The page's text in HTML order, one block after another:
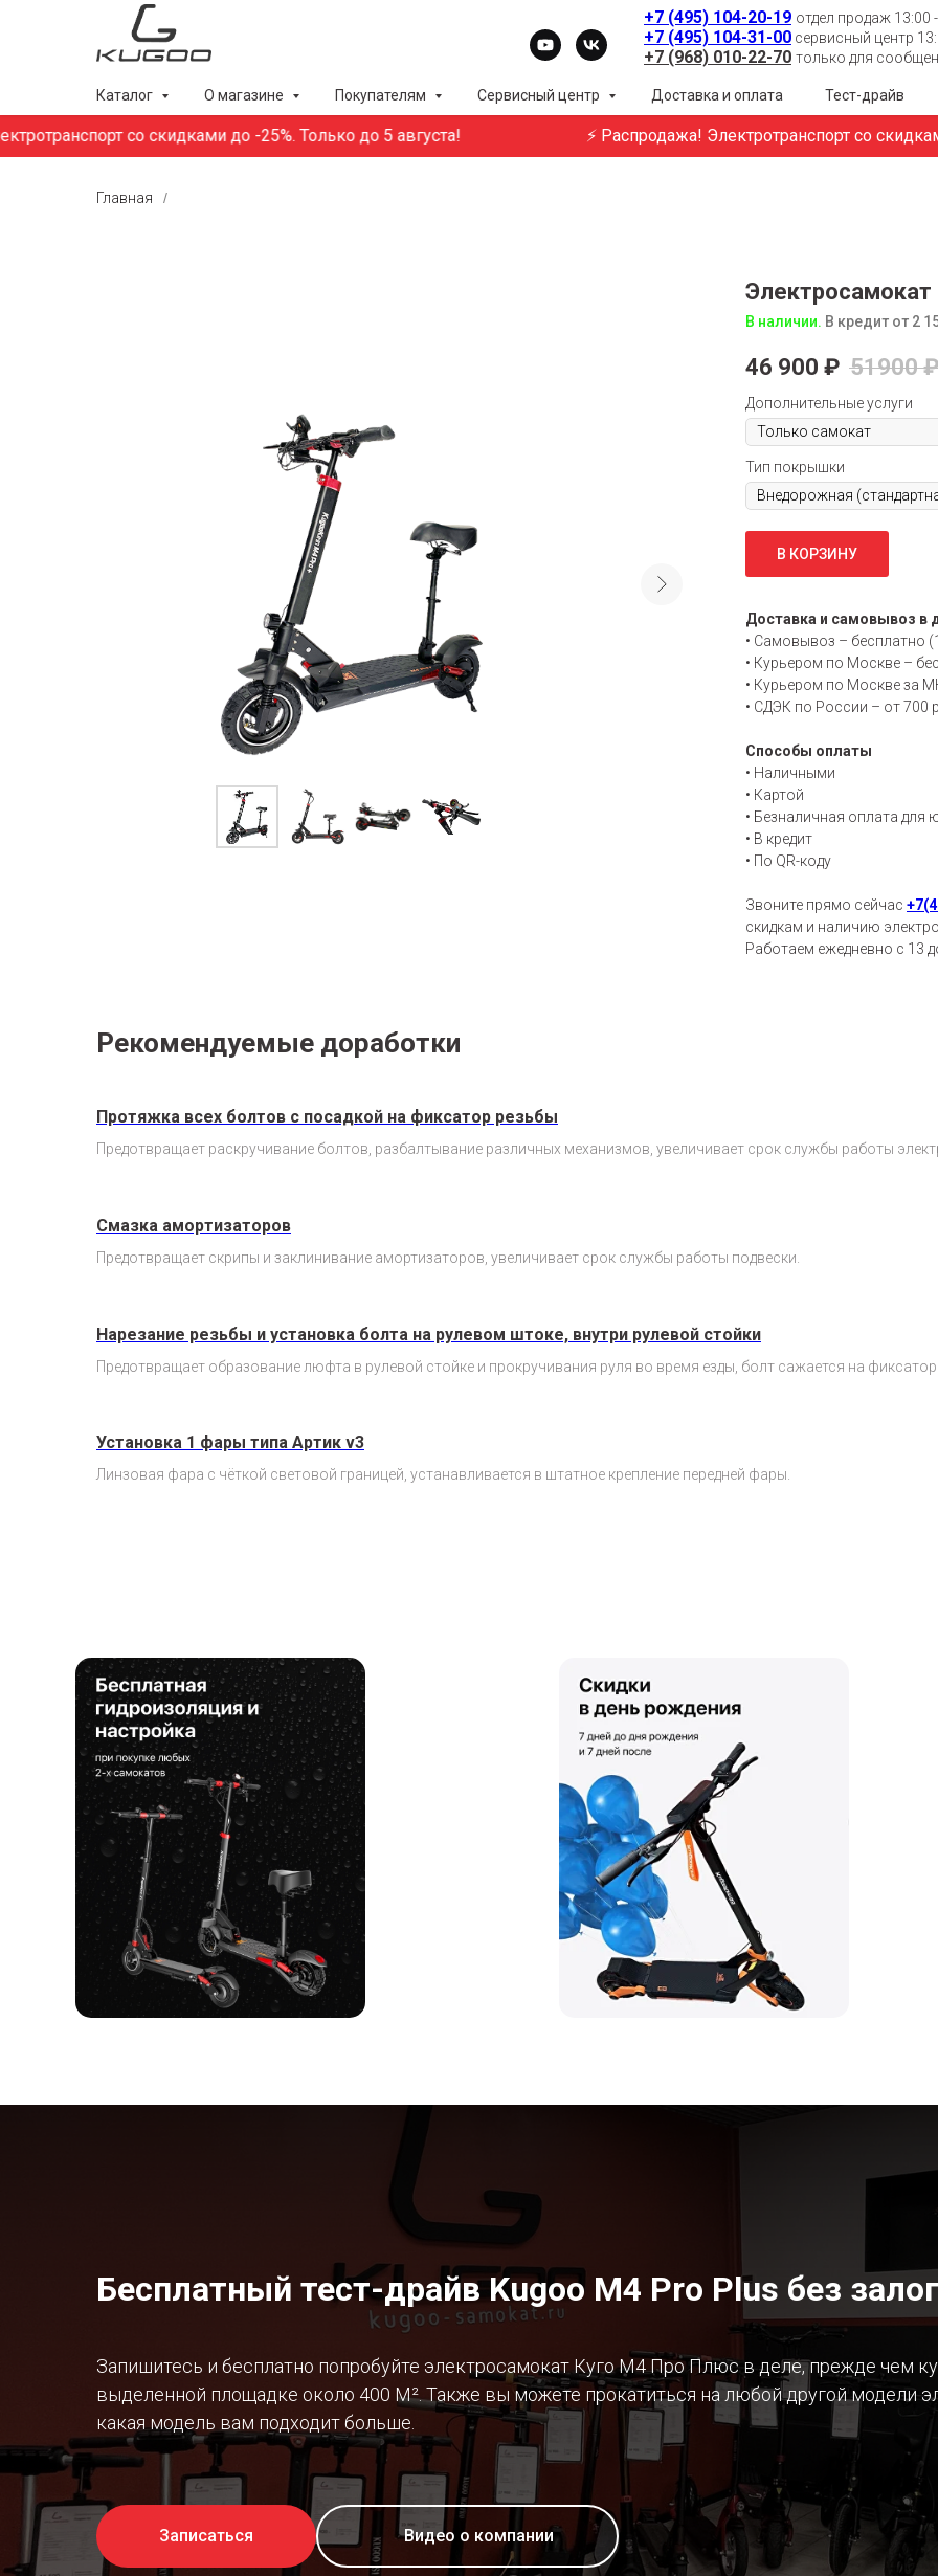
+7 (495) 104-20-19 отдел продаж 13:00
+7 (495) 104-31-00 сервисный центр
+7 (968) 010-22-70 только для
Каталог О магазине Покупателям Сервисный центр Доставка и оплата Тест-драйв
со скидками до -25%. Только до 5 августа! ⚡ Распродажа! Электротранспорт со скидками
Главная /
Электросамокат
В наличии. В кредит от 2
46 900 ₽ 51900
Дополнительные услуги
Тип покрышки
В КОРЗИНУ
Доставка и самовывоз в
• Самовывоз – бесплатно
• Курьером по Москве –
• Курьером по Москве за
• СДЭК по России – от 700
Способы оплаты
• Наличными
• Картой
• Безналичная оплата для
• В кредит
• По QR-коду
Звоните прямо сейчас
скидкам и наличию
Работаем ежедневно с 13
Рекомендуемые доработки
Протяжка всех болтов с посадкой на фиксатор резьбы
Предотвращает раскручивание болтов, разбалтывание различных механизмов, увеличивает срок службы работы
Смазка амортизаторов
Предотвращает скрипы и заклинивание амортизаторов, увеличивает срок службы работы подвески.
Нарезание резьбы и установка болта на рулевом штоке, внутри рулевой стойки
Предотвращает образование люфта в рулевой стойке и прокручивания руля во время езды, болт сажается на
Установка 1 фары типа Артик v3
Линзовая фара с чёткой световой границей, устанавливается в штатное крепление передней фары.
Бесплатный тест-драйв Kugoo M4 Pro Plus без
Запишитесь и бесплатно попробуйте электросамокат Куго М4 Про Плюс в деле, прежде чем
выделенной площадке около 400 М². Также вы можете прокатиться на любой другой модели
какая модель вам подходит больше.
Записаться Видео о компании